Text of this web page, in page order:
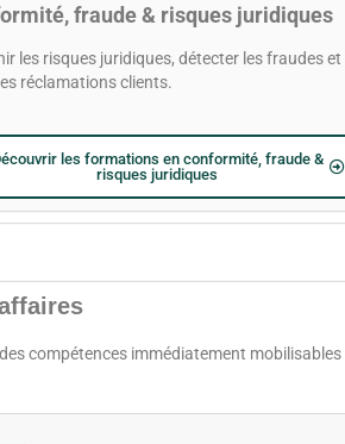
fraude & risques juridiques
les risques juridiques, détecter les fraudes et
réclamations clients.
les formations en conformité, fraude &
risques juridiques
compétences immédiatement mobilisables